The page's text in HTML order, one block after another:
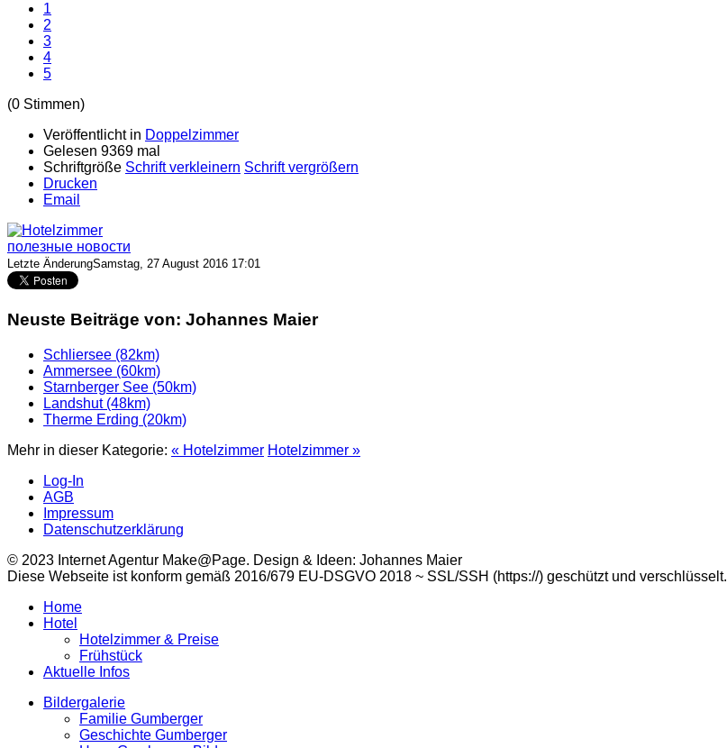
1
2
3
4
5
(0 Stimmen)
Veröffentlicht in Doppelzimmer
Gelesen 9369 mal
Schriftgröße Schrift verkleinern Schrift vergrößern
Drucken
Email
полезные новости
Letzte ÄnderungSamstag, 27 August 2016 17:01
Neuste Beiträge von: Johannes Maier
Schliersee (82km)
Ammersee (60km)
Starnberger See (50km)
Landshut (48km)
Therme Erding (20km)
Mehr in dieser Kategorie: « Hotelzimmer Hotelzimmer »
Log-In
AGB
Impressum
Datenschutzerklärung
© 2023 Internet Agentur Make@Page. Design & Ideen: Johannes Maier
Diese Webseite ist konform gemäß 2016/679 EU-DSGVO 2018 ~ SSL/SSH (https://) geschützt und verschlüsselt.
Home
Hotel
Hotelzimmer & Preise
Frühstück
Aktuelle Infos
Bildergalerie
Familie Gumberger
Geschichte Gumberger